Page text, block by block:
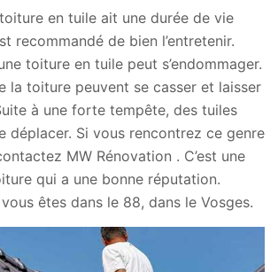
en tuile ait une durée de vie
recommandé de bien l’entretenir.
toiture en tuile peut s’endommager.
la toiture peuvent se casser et laisser
à une forte tempête, des tuiles
déplacer. Si vous rencontrez ce genre
MW Rénovation . C’est une
qui a une bonne réputation.
êtes dans le 88, dans le Vosges.